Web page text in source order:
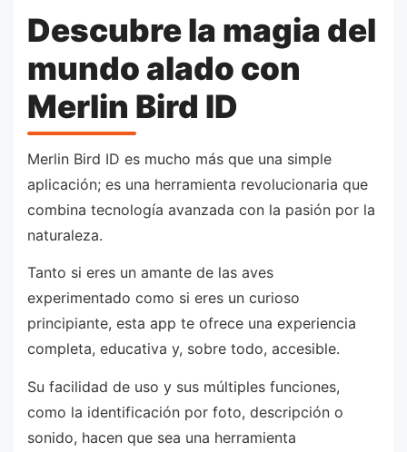
Descubre la magia del
mundo alado con
Merlin Bird ID
Merlin Bird ID es mucho más que una simple
aplicación; es una herramienta revolucionaria que
combina tecnología avanzada con la pasión por la
naturaleza.
Tanto si eres un amante de las aves
experimentado como si eres un curioso
principiante, esta app te ofrece una experiencia
completa, educativa y, sobre todo, accesible.
Su facilidad de uso y sus múltiples funciones,
como la identificación por foto, descripción o
sonido, hacen que sea una herramienta